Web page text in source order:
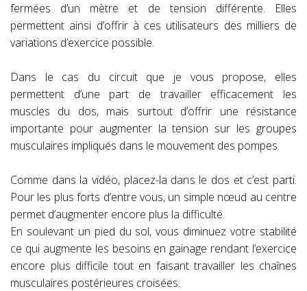
fermées d’un mètre et de tension différente. Elles
permettent ainsi d’offrir à ces utilisateurs des milliers de
variations d’exercice possible.
Dans le cas du circuit que je vous propose, elles
permettent d’une part de travailler efficacement les
muscles du dos, mais surtout d’offrir une résistance
importante pour augmenter la tension sur les groupes
musculaires impliqués dans le mouvement des pompes.
Comme dans la vidéo, placez-la dans le dos et c’est parti.
Pour les plus forts d’entre vous, un simple nœud au centre
permet d’augmenter encore plus la difficulté.
En soulevant un pied du sol, vous diminuez votre stabilité
ce qui augmente les besoins en gainage rendant l’exercice
encore plus difficile tout en faisant travailler les chaînes
musculaires postérieures croisées.